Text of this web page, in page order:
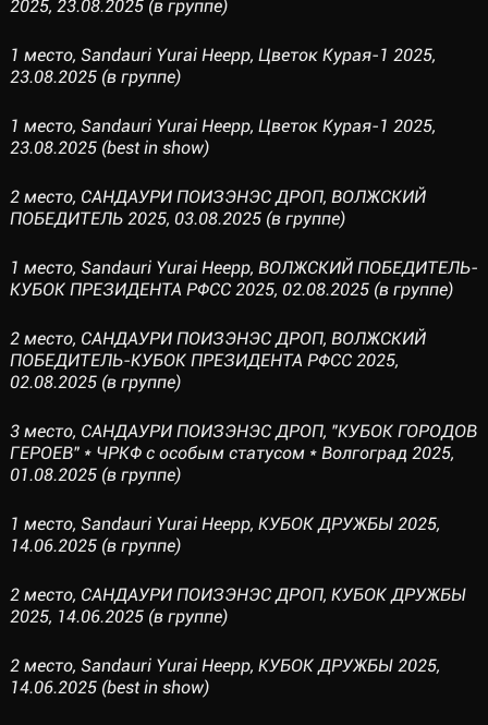
2025, 23.08.2025 (в группе)
1 место, Sandauri Yurai Heepp, Цветок Курая-1 2025,
23.08.2025 (в группе)
1 место, Sandauri Yurai Heepp, Цветок Курая-1 2025,
23.08.2025 (best in show)
2 место, САНДАУРИ ПОИЗЭНЭС ДРОП, ВОЛЖСКИЙ
ПОБЕДИТЕЛЬ 2025, 03.08.2025 (в группе)
1 место, Sandauri Yurai Heepp, ВОЛЖСКИЙ ПОБЕДИТЕЛЬ-
КУБОК ПРЕЗИДЕНТА РФСС 2025, 02.08.2025 (в группе)
2 место, САНДАУРИ ПОИЗЭНЭС ДРОП, ВОЛЖСКИЙ
ПОБЕДИТЕЛЬ-КУБОК ПРЕЗИДЕНТА РФСС 2025,
02.08.2025 (в группе)
3 место, САНДАУРИ ПОИЗЭНЭС ДРОП, "КУБОК ГОРОДОВ
ГЕРОЕВ" * ЧРКФ с особым статусом * Волгоград 2025,
01.08.2025 (в группе)
1 место, Sandauri Yurai Heepp, КУБОК ДРУЖБЫ 2025,
14.06.2025 (в группе)
2 место, САНДАУРИ ПОИЗЭНЭС ДРОП, КУБОК ДРУЖБЫ
2025, 14.06.2025 (в группе)
2 место, Sandauri Yurai Heepp, КУБОК ДРУЖБЫ 2025,
14.06.2025 (best in show)